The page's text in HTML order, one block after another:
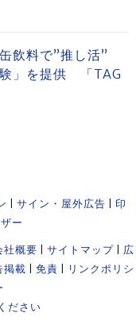
缶飲料で”推し活”
」を提供 「TAG
サイン・屋外広告
印
ー
社概要 サイトマップ
広
掲載
免責
リンクポリシ
ださい